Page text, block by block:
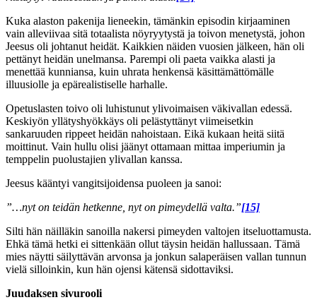
Kuka alaston pakenija lieneekin, tämänkin episodin kirjaaminen
vain alleviivaa sitä totaalista nöyryytystä ja toivon menetystä, johon
Jeesus oli johtanut heidät. Kaikkien näiden vuosien jälkeen, hän oli
pettänyt heidän unelmansa. Parempi oli paeta vaikka alasti ja
menettää kunniansa, kuin uhrata henkensä käsittämättömälle
illuusiolle ja epärealistiselle harhalle.
Opetuslasten toivo oli luhistunut ylivoimaisen väkivallan edessä.
Keskiyön yllätyshyökkäys oli pelästyttänyt viimeisetkin
sankaruuden rippeet heidän nahoistaan. Eikä kukaan heitä siitä
moittinut. Vain hullu olisi jäänyt ottamaan mittaa imperiumin ja
temppelin puolustajien ylivallan kanssa.
Jeesus kääntyi vangitsijoidensa puoleen ja sanoi:
”…nyt on teidän hetkenne, nyt on pimeydellä valta.”[15]
Silti hän näilläkin sanoilla nakersi pimeyden valtojen itseluottamusta.
Ehkä tämä hetki ei sittenkään ollut täysin heidän hallussaan. Tämä
mies näytti säilyttävän arvonsa ja jonkun salaperäisen vallan tunnun
vielä silloinkin, kun hän ojensi kätensä sidottaviksi.
Juudaksen sivurooli